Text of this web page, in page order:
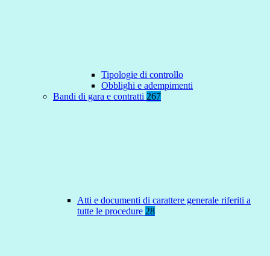
Tipologie di controllo
Obblighi e adempimenti
Bandi di gara e contratti 267
Atti e documenti di carattere generale riferiti a
tutte le procedure 28